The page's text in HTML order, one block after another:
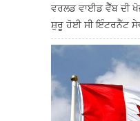
ਵਰਲਡ ਵਾਈਡ ਵੈੱਬ ਦੀ
ਸ਼ੁਰੂ ਹੋਈ ਸੀ ਇੰਟਰਨੈੱਟ